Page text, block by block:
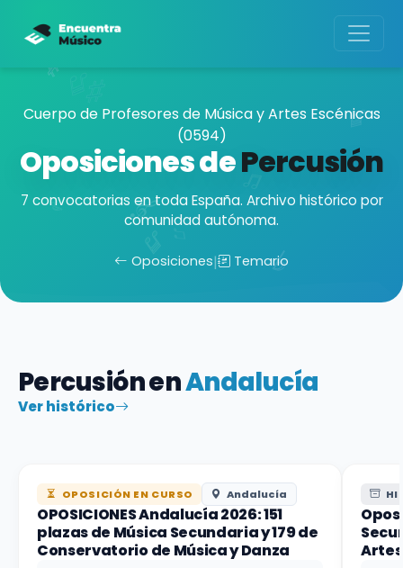
Cuerpo de Profesores de Música y Artes Escénicas
(0594)
Oposiciones dePercusión
7 convocatorias en toda España. Archivo histórico por
comunidad autónoma.
Oposiciones| Temario
Percusión enAndalucía
Ver histórico
OPOSICIÓN EN CURSO Andalucía
OPOSICIONES Andalucía 2026: 151
plazas de Música Secundaria y 179 de
Conservatorio de Música y Danza